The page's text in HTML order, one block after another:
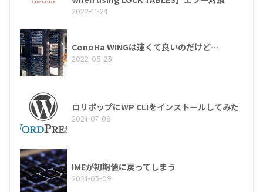
2022-11-24
ConoHa WINGは速くて良いのだけど…
2022-05-23
ロリポップにWP CLIをインストールしてみた
2021-07-08
IMEが初期値に戻ってしまう
2021-03-09